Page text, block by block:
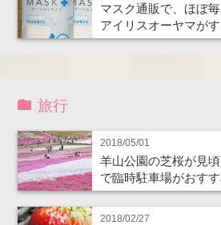
マスク通販で、ほぼ
アイリスオーヤマが
旅行
2018/05/01
羊山公園の芝桜が見
で臨時駐車場がおす
2018/02/27